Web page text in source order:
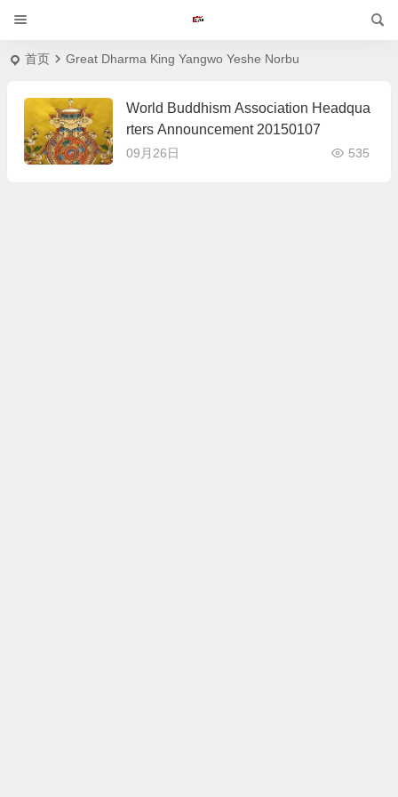
首页 Great Dharma King Yangwo Yeshe Norbu
World Buddhism Association Headqua
rters Announcement 20150107
09月26日 535